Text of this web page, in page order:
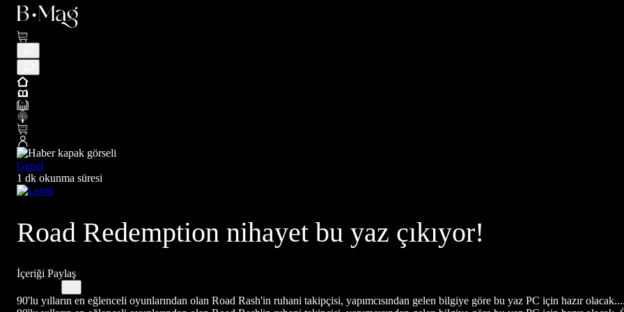
Genel
1 dk okunma süresi
Road Redemption nihayet bu yaz çıkıyor!
İçeriği Paylaş
90'lu yılların en eğlenceli oyunlarından olan Road Rash'in ruhani takipçisi, yapımcısından gelen bilgiye göre bu yaz PC için hazır